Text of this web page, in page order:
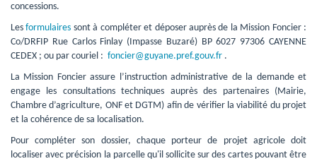
concessions.
Les formulaires sont à compléter et déposer auprès de la Mission Foncier :
Co/DRFIP Rue Carlos Finlay (Impasse Buzaré) BP 6027 97306 CAYENNE
CEDEX ; ou par couriel : foncier@guyane.pref.gouv.fr .
La Mission Foncier assure l’instruction administrative de la demande et
engage les consultations techniques auprès des partenaires (Mairie,
Chambre d’agriculture, ONF et DGTM) afin de vérifier la viabilité du projet
et la cohérence de sa localisation.
Pour compléter son dossier, chaque porteur de projet agricole doit
localiser avec précision la parcelle qu'il sollicite sur des cartes pouvant être